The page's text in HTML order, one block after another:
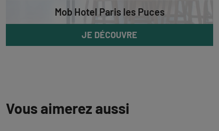
Mob Hotel Paris les Puces
JE DÉCOUVRE
Vous aimerez aussi